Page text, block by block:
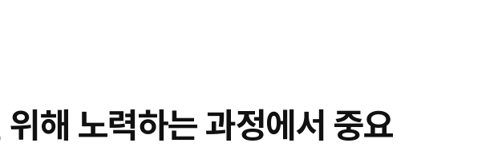
해 노력하는 과정에서 중요